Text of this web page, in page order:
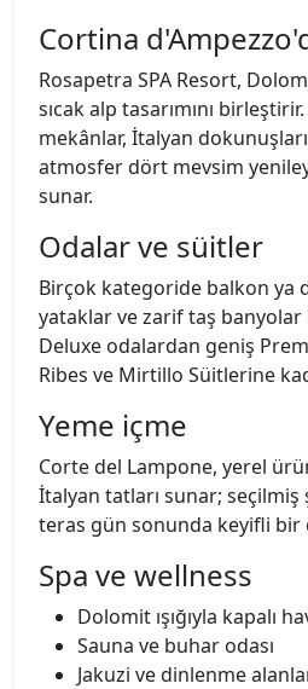
Cortina
Rosapetra SPA Resort,
sıcak alp tasarımını
mekânlar, İtalyan
atmosfer dört mevsim
sunar.
Odalar ve süitler
Birçok kategoride balkon ya
yataklar ve zarif taş
Deluxe odalardan geniş
Ribes ve Mirtillo Süitlerine
Yeme içme
Corte del Lampone, yerel
İtalyan tatları sunar;
teras gün sonunda keyifli bir
Spa ve wellness
Dolomit ışığıyla kapalı
Sauna ve buhar odası
Jakuzi ve dinlenme